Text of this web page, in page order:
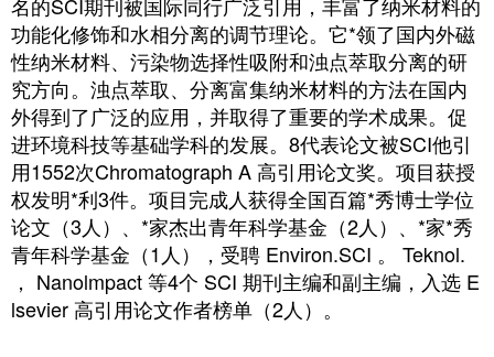
功能化修饰和水相分离的调节理论。它*领了国内外磁
性纳米材料、污染物选择性吸附和浊点萃取分离的研
究方向。浊点萃取、分离富集纳米材料的方法在国内
外得到了广泛的应用，并取得了重要的学术成果。促
进环境科技等基础学科的发展。8代表论文被SCI他引
用1552次Chromatograph A 高引用论文奖。项目获授
权发明*利3件。项目完成人获得全国百篇*秀博士学位
论文（3人）、*家杰出青年科学基金（2人）、*家*秀
青年科学基金（1人），受聘 Environ.SCI 。 Teknol.
， Nanolmpact 等4个 SCI 期刊主编和副主编，入选 E
lsevier 高引用论文作者榜单（2人）。